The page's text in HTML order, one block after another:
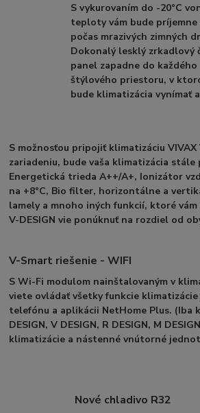
S vykurovaním do -20°C
teploty vám bude príjemne
počas mrazivých zimných
Dokonalý lesklý zrkadlový
panel zapadne do každého
štýlového priestoru, v
bude klimatizácia vynímať
S možnosťou pripojiť klimatizáciu VIVAX
zariadeniu, bude vaša klimatizácia
Energetická trieda A++/A+, Ionizátor
na +8°C, Bio filter, horizontálne a
lamely a mnoho iných funkcií, ktoré
V-DESIGN vie ponúknuť na rozdiel od
V-Smart riešenie - WIFI
S Wi-Fi modulom nainštalovaným v
viete ovládať všetky funkcie
telefónu a aplikácii NetHome Plus. (Iba
DESIGN, V DESIGN, R DESIGN, M
klimatizácie a nástenné vnútorné
Nové chladivo R32